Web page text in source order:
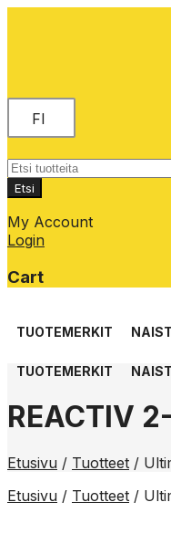
FI
Products
search
Etsi
My Account
Login
Cart
toTUOTEMERKIT
TUOTEMERKIT
REACTIV
Etusivu / Tuotteet /
Etusivu / Tuotteet /